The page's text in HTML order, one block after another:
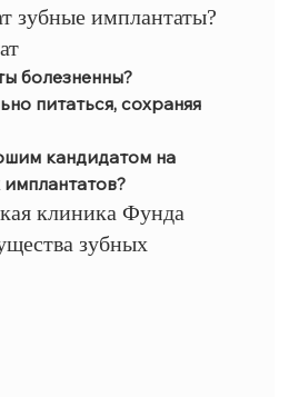
зубные имплантаты?
болезненны?
питаться, сохраняя
кандидатом на
клиника Фунда
зубных